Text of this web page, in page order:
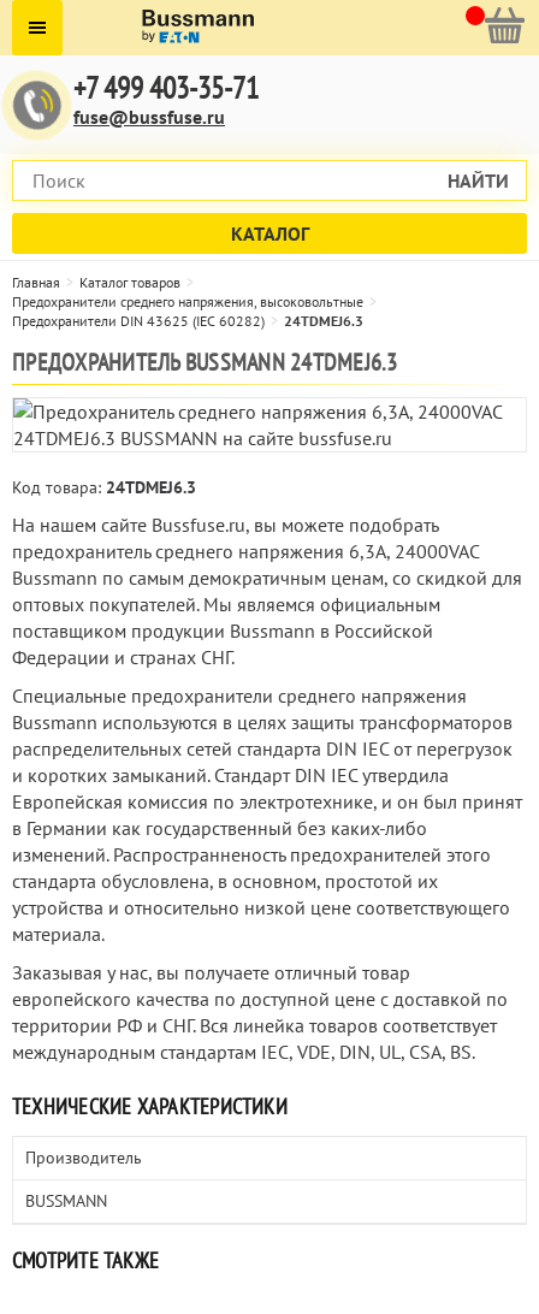
+7 499 403-35-71
fuse@bussfuse.ru
НАЙТИ
КАТАЛОГ
Главная
Каталог товаров
Предохранители среднего напряжения, высоковольтные
Предохранители DIN 43625 (IEC 60282)
24TDMEJ6.3
ПРЕДОХРАНИТЕЛЬ BUSSMANN 24TDMEJ6.3
Код товара: 24TDMEJ6.3
На нашем сайте Bussfuse.ru, вы можете подобрать
предохранитель среднего напряжения 6,3А, 24000VAC
Bussmann по самым демократичным ценам, со скидкой для
оптовых покупателей. Мы являемся официальным
поставщиком продукции Bussmann в Российской
Федерации и странах СНГ.
Специальные предохранители среднего напряжения
Bussmann используются в целях защиты трансформаторов
распределительных сетей стандарта DIN IEC от перегрузок
и коротких замыканий. Стандарт DIN IEC утвердила
Европейская комиссия по электротехнике, и он был принят
в Германии как государственный без каких-либо
изменений. Распространненость предохранителей этого
стандарта обусловлена, в основном, простотой их
устройства и относительно низкой цене соответствующего
материала.
Заказывая у нас, вы получаете отличный товар
европейского качества по доступной цене с доставкой по
территории РФ и СНГ. Вся линейка товаров соответствует
международным стандартам IEC, VDE, DIN, UL, CSA, BS.
ТЕХНИЧЕСКИЕ ХАРАКТЕРИСТИКИ
Производитель
BUSSMANN
СМОТРИТЕ ТАКЖЕ